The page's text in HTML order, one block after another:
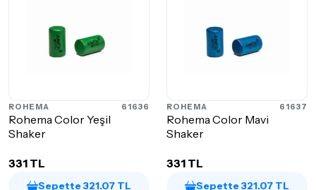
ROHEMA 61636
Rohema Color Yeşil
Shaker
331 TL
Sepette 321.07 TL
ROHEMA 61637
Rohema Color Mavi
Shaker
331 TL
Sepette 321.07 TL